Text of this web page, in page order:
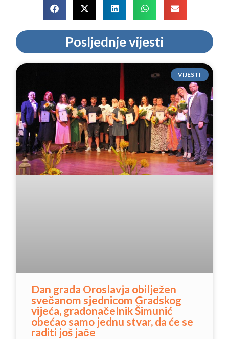
Posljednje vijesti
VIJESTI
Dan grada Oroslavja obilježen
svečanom sjednicom Gradskog
vijeća, gradonačelnik Šimunić
obećao samo jednu stvar, da će se
raditi još jače